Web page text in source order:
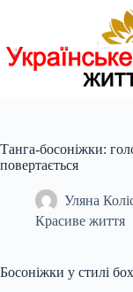
Танга-босоніжки:
повертається
Уляна
Красиве життя
Босоніжки у стилі